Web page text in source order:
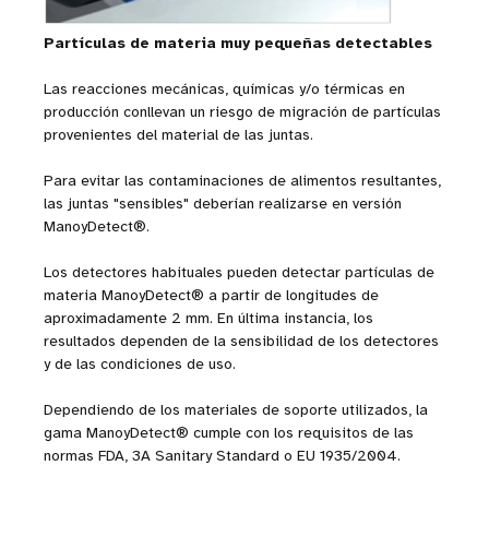
Partículas de materia muy pequeñas detectables
Las reacciones mecánicas, químicas y/o térmicas en
producción conllevan un riesgo de migración de partículas
provenientes del material de las juntas.
Para evitar las contaminaciones de alimentos resultantes,
las juntas "sensibles" deberían realizarse en versión
ManoyDetect®.
Los detectores habituales pueden detectar partículas de
materia ManoyDetect® a partir de longitudes de
aproximadamente 2 mm. En última instancia, los
resultados dependen de la sensibilidad de los detectores
y de las condiciones de uso.
Dependiendo de los materiales de soporte utilizados, la
gama ManoyDetect® cumple con los requisitos de las
normas FDA, 3A Sanitary Standard o EU 1935/2004.